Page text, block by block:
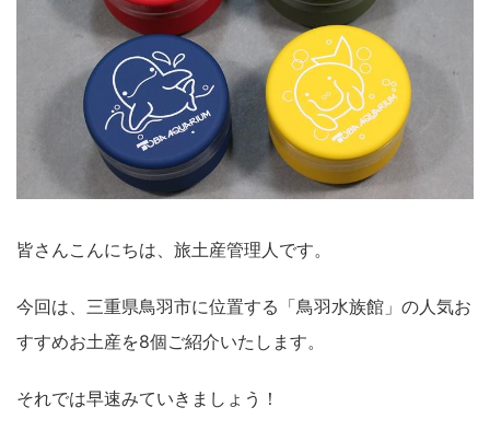
皆さんこんにちは、旅土産管理人です。
今回は、三重県鳥羽市に位置する「鳥羽水族館」の人気お
すすめお土産を8個ご紹介いたします。
それでは早速みていきましょう！